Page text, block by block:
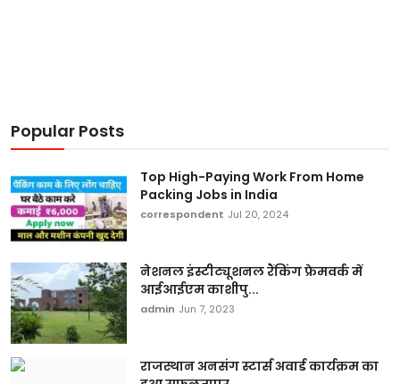
Popular Posts
Top High-Paying Work From Home
Packing Jobs in India
correspondent Jul 20, 2024
नेशनल इंस्टीट्यूशनल रैंकिंग फ्रेमवर्क में
आईआईएम काशीपु...
admin Jun 7, 2023
राजस्थान अनसंग स्टार्स अवार्ड कार्यक्रम का